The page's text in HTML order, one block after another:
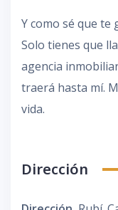
Y como sé que te
Solo tienes que
agencia
traerá hasta mí.
vida.
Dirección